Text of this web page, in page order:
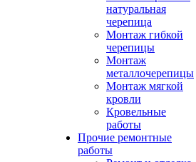
натуральная
черепица
Монтаж гибкой
черепицы
Монтаж
металлочерепицы
Монтаж мягкой
кровли
Кровельные
работы
Прочие ремонтные
работы